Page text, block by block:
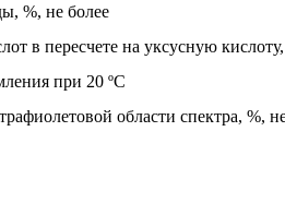
%, не более
в пересчете на уксусную
при 20 ºС
области спектра, %,